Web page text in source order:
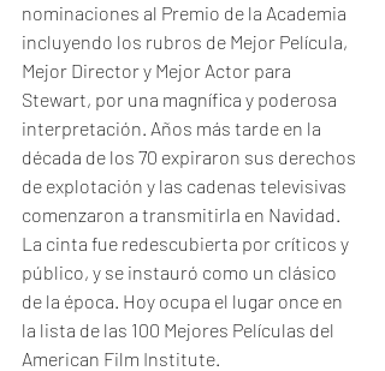
nominaciones al Premio de la Academia
incluyendo los rubros de Mejor Película,
Mejor Director y Mejor Actor para
Stewart, por una magnífica y poderosa
interpretación. Años más tarde en la
década de los 70 expiraron sus derechos
de explotación y las cadenas televisivas
comenzaron a transmitirla en Navidad.
La cinta fue redescubierta por críticos y
público, y se instauró como un clásico
de la época. Hoy ocupa el lugar once en
la lista de las 100 Mejores Películas del
American Film Institute.